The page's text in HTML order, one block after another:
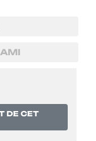
DE CET